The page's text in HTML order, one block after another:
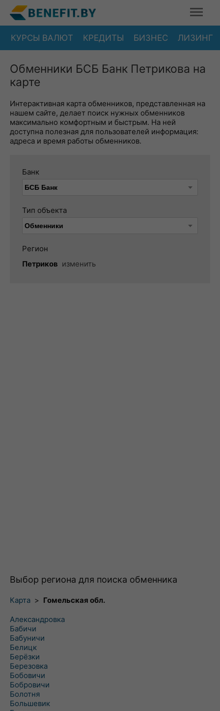
КУРСЫ ВАЛЮТ КРЕДИТЫ БИЗНЕС ЛИЗИНГ
Обменники БСБ Банк Петрикова на
карте
Интерактивная карта обменников, представленная на
нашем сайте, делает поиск нужных обменников
максимально комфортным и быстрым. На ней
доступна полезная для пользователей информация:
адреса и время работы обменников.
Банк
Тип объекта
Регион
Петриков изменить
Выбор региона для поиска обменника
Карта > Гомельская обл.
Александровка
Бабичи
Бабуничи
Белицк
Берёзки
Березовка
Бобовичи
Бобровичи
Болотня
Большевик